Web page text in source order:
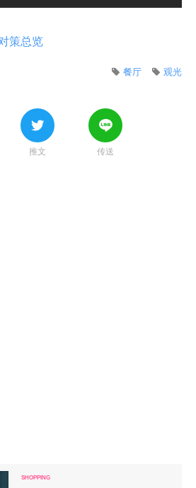
策总览
观光
餐厅
推文 传送